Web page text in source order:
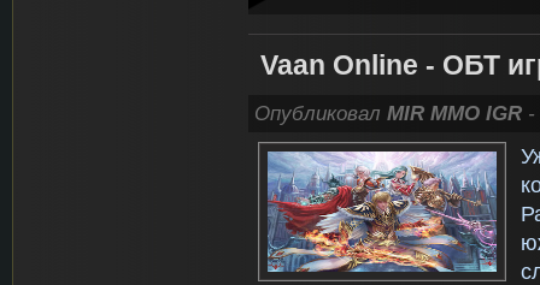
Vaan Online - ОБТ
Опубликовал MIR MMO IGR -